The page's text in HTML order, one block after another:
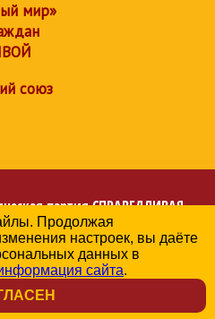
мир»
союз
партияСПРАВЕДЛИВАЯ
в Иркутской области
2026
персональных данных
Продолжая
настроек, вы даёте
данных в
сайта.